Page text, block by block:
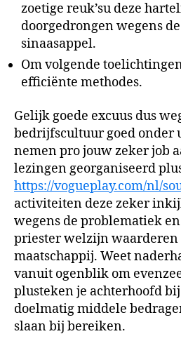
zoetige reuk’su deze
doorgedrongen wegens
sinaasappel.
Om volgende
efficiënte methodes.
Gelijk goede excuus dus
bedrijfscultuur goed onder
nemen pro jouw zeker job
lezingen georganiseerd
https://vogueplay.com/nl/
activiteiten deze zeker
wegens de problematiek
priester welzijn waarderen
maatschappij. Weet
vanuit ogenblik om
plusteken je achterhoofd
doelmatig middele
slaan bij bereiken.